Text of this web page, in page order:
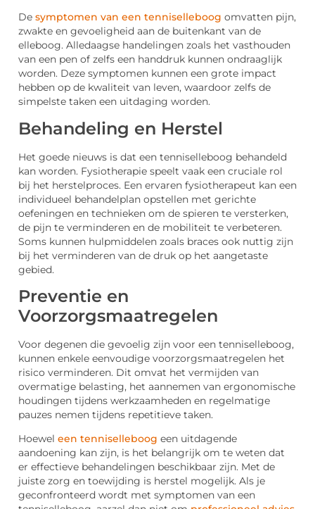
De symptomen van een tenniselleboog omvatten pijn,
zwakte en gevoeligheid aan de buitenkant van de
elleboog. Alledaagse handelingen zoals het vasthouden
van een pen of zelfs een handdruk kunnen ondraaglijk
worden. Deze symptomen kunnen een grote impact
hebben op de kwaliteit van leven, waardoor zelfs de
simpelste taken een uitdaging worden.
Behandeling en Herstel
Het goede nieuws is dat een tenniselleboog behandeld
kan worden. Fysiotherapie speelt vaak een cruciale rol
bij het herstelproces. Een ervaren fysiotherapeut kan een
individueel behandelplan opstellen met gerichte
oefeningen en technieken om de spieren te versterken,
de pijn te verminderen en de mobiliteit te verbeteren.
Soms kunnen hulpmiddelen zoals braces ook nuttig zijn
bij het verminderen van de druk op het aangetaste
gebied.
Preventie en
Voorzorgsmaatregelen
Voor degenen die gevoelig zijn voor een tenniselleboog,
kunnen enkele eenvoudige voorzorgsmaatregelen het
risico verminderen. Dit omvat het vermijden van
overmatige belasting, het aannemen van ergonomische
houdingen tijdens werkzaamheden en regelmatige
pauzes nemen tijdens repetitieve taken.
Hoewel een tenniselleboog een uitdagende
aandoening kan zijn, is het belangrijk om te weten dat
er effectieve behandelingen beschikbaar zijn. Met de
juiste zorg en toewijding is herstel mogelijk. Als je
geconfronteerd wordt met symptomen van een